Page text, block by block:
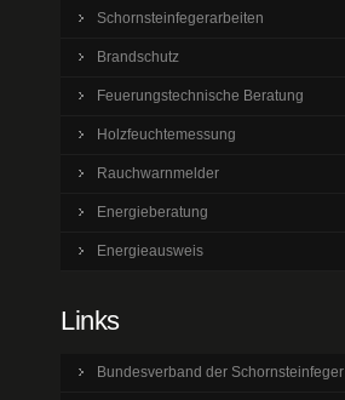
Schornsteinfegerarbeiten
Brandschutz
Feuerungstechnische Beratung
Holzfeuchtemessung
Rauchwarnmelder
Energieberatung
Energieausweis
Links
Bundesverband der Schornsteinfeger